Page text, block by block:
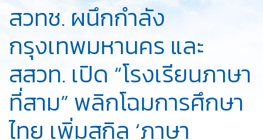
สวทช. ผนึกกำลัง
กรุงเทพมหานคร และ
สสวท. เปิด “โรงเรียนภาษา
ที่สาม” พลิกโฉมการศึกษา
ไทย เพิ่มสกิล ‘ภาษา